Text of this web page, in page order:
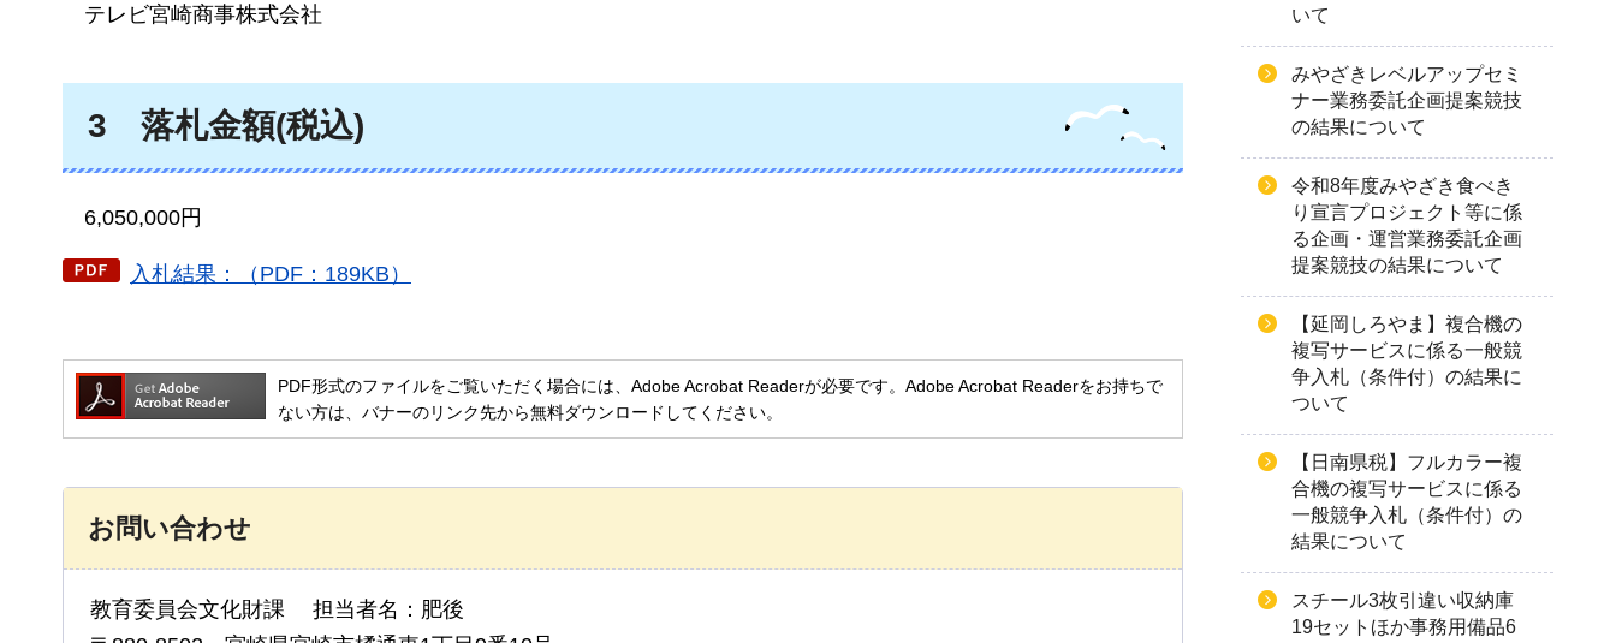
テレビ宮崎商事株式会社
3 落札金額(税込)
6,050,000円
入札結果：（PDF：189KB）
PDF形式のファイルをご覧いただく場合には、Adobe Acrobat Readerが必要です。Adobe Acrobat Readerをお持ちで
ない方は、バナーのリンク先から無料ダウンロードしてください。
お問い合わせ
教育委員会文化財課 担当者名：肥後
いて
みやざきレベルアップセミ
ナー業務委託企画提案競技
の結果について
令和8年度みやざき食べき
り宣言プロジェクト等に係
る企画・運営業務委託企画
提案競技の結果について
【延岡しろやま】複合機の
複写サービスに係る一般競
争入札（条件付）の結果に
ついて
【日南県税】フルカラー複
合機の複写サービスに係る
一般競争入札（条件付）の
結果について
スチール3枚引違い収納庫
19セットほか事務用備品6